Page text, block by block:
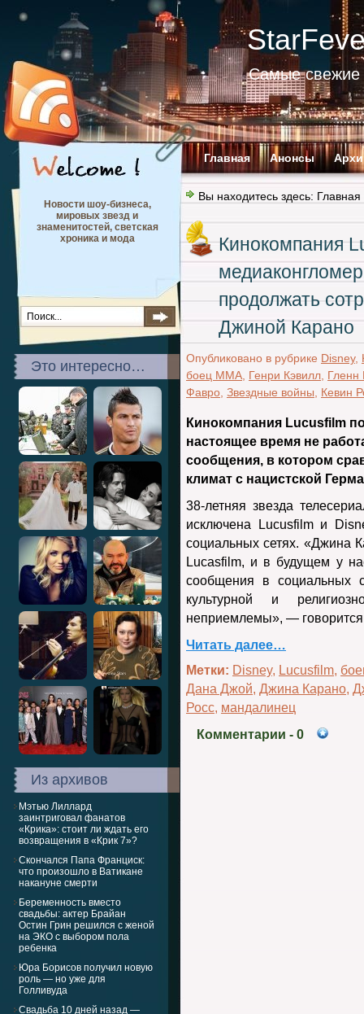
Самые свежие
Главная Анонсы
Новости шоу-бизнеса,
мировых звезд и
знаменитостей, светская
хроника и мода
Это интересно…
Из архивов
Мэтью Лиллард
заинтриговал фанатов
«Крика»: стоит ли ждать его
возвращения в «Крик 7»?
Скончался Папа Франциск:
что произошло в Ватикане
накануне смерти
Беременность вместо
свадьбы: актер Брайан
Остин Грин решился с женой
на ЭКО с выбором пола
ребенка
Юра Борисов получил новую
роль — но уже для
Голливуда
Свадьба 10 дней назад —
Вы находитесь здесь: Главная
Кинокомпания
продолжать
Джиной Карано
Опубликовано в рубрике Disney,
боец MMA Генри Кэвилл Гленн
Фавро Звездные войны Кевин
Кинокомпания Lucusfilm
настоящее время не
сообщения, в котором
климат с нацистской
38-летняя звезда
исключена Lucusfilm и
социальных сетях. «Джина
Lucasfilm, и в будущем у
сообщения в социальных
культурной и
неприемлемы», — говорится
Читать далее…
Метки: Disney, Lucusfilm,
Дана Джой, Джина Карано,
Росс, мандалинец
Комментарии - 0